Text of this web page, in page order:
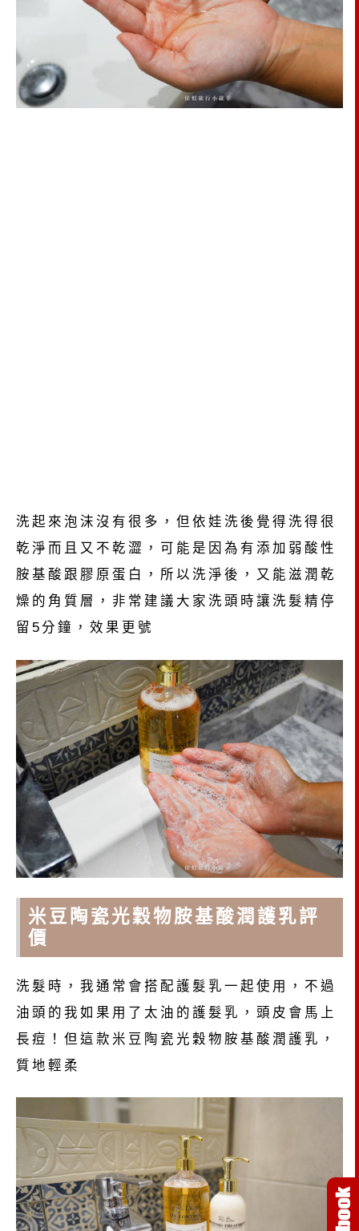
洗起來泡沫沒有很多，但依娃洗後覺得洗得很
乾淨而且又不乾澀，可能是因為有添加弱酸性
胺基酸跟膠原蛋白，所以洗淨後，又能滋潤乾
燥的角質層，非常建議大家洗頭時讓洗髮精停
留5分鐘，效果更號
米豆陶瓷光穀物胺基酸潤護乳評
價
洗髮時，我通常會搭配護髮乳一起使用，不過
油頭的我如果用了太油的護髮乳，頭皮會馬上
長痘！但這款米豆陶瓷光穀物胺基酸潤護乳，
質地輕柔